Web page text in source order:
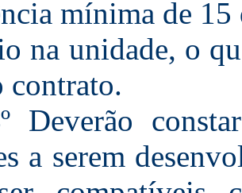
mínima de
na unidade, o
Deverão
a serem